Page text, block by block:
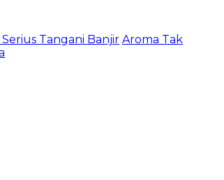
Tangani Banjir Aroma Tak